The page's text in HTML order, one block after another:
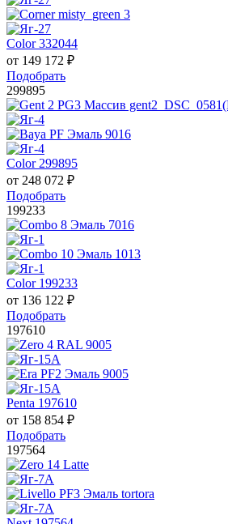
Color 332044
от 149 172 ₽
Подобрать
299895
Color 299895
от 248 072 ₽
Подобрать
199233
Color 199233
от 136 122 ₽
Подобрать
197610
Penta 197610
от 158 854 ₽
Подобрать
197564